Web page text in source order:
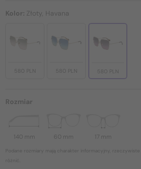
Kolor: Złoty, Havana
580 PLN 580 PLN 580 PLN
Rozmiar
140 mm 60 mm 17 mm
Podane rozmiary mają charakter informacyjny,
różnić.